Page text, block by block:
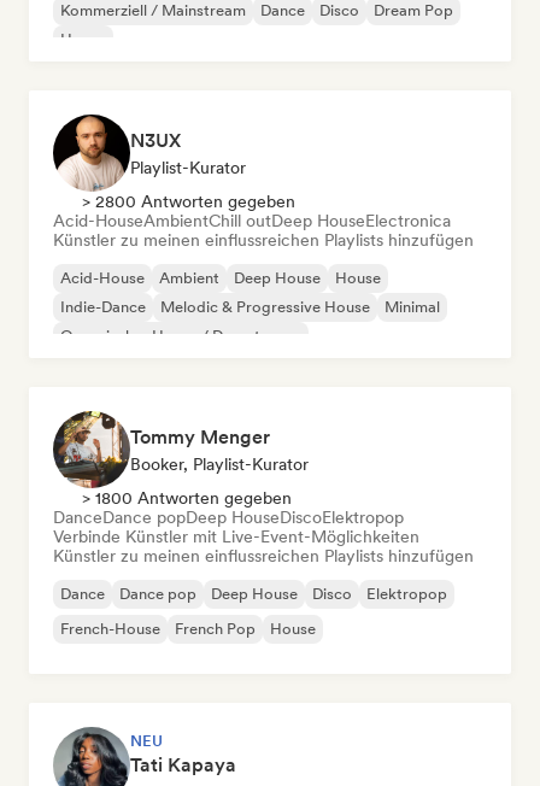
Kommerziell / Mainstream
Dance Disco
Dream Pop
House
N3UX
Playlist-Kurator
> 2800 Antworten gegeben
Acid-HouseAmbientChill outDeep HouseElectronica
Künstler zu meinen einflussreichen Playlists hinzufügen
Acid-House Ambient Deep House
House
Indie-Dance
Melodic & Progressive House
Minimal
Organischer House / Downtempo
Tommy Menger
Booker, Playlist-Kurator
> 1800 Antworten gegeben
DanceDance popDeep HouseDiscoElektropop
Verbinde Künstler mit Live-Event-Möglichkeiten
Künstler zu meinen einflussreichen Playlists hinzufügen
Dance Dance pop Deep House Disco
Elektropop
French-House
French Pop House
NEU
Tati Kapaya